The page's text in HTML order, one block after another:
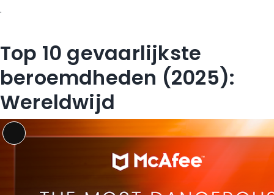
.
Top 10 gevaarlijkste
beroemdheden (2025):
Wereldwijd
Long
Description